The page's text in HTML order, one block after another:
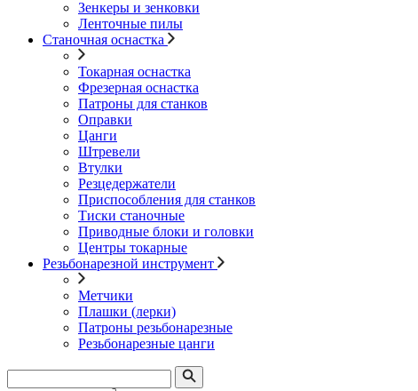
Зенкеры и зенковки
Ленточные пилы
Станочная оснастка
Токарная оснастка
Фрезерная оснастка
Патроны для станков
Оправки
Цанги
Штревели
Втулки
Резцедержатели
Приспособления для станков
Тиски станочные
Приводные блоки и головки
Центры токарные
Резьбонарезной инструмент
Метчики
Плашки (лерки)
Патроны резьбонарезные
Резьбонарезные цанги